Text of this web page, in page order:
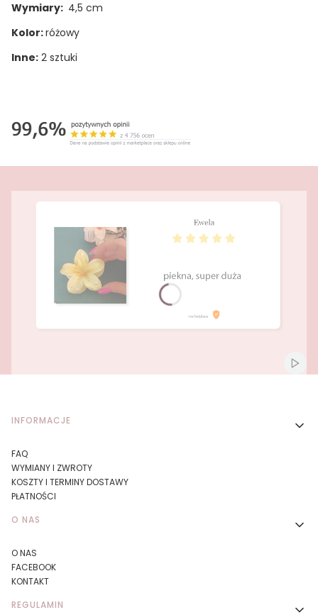
Wymiary: 4,5 cm
Kolor:różowy
Inne: 2 sztuki
Linki w stopce
INFORMACJE
FAQ
WYMIANY I ZWROTY
KOSZTY I TERMINY DOSTAWY
PŁATNOŚCI
O NAS
O NAS
FACEBOOK
KONTAKT
REGULAMIN